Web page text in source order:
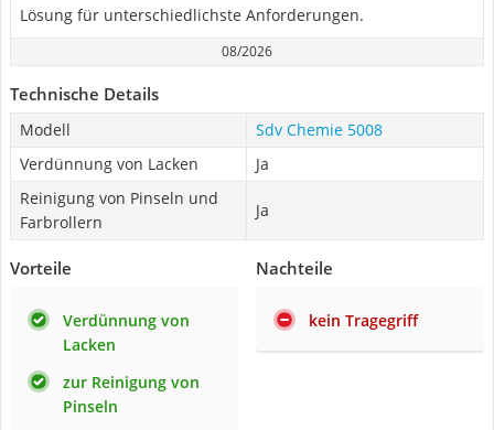
Lösung für unterschiedlichste Anforderungen.
08/2026
Technische Details
Modell
Sdv Chemie 5008
Verdünnung von Lacken
Ja
Reinigung von Pinseln und
Farbrollern
Ja
Vorteile
Verdünnung von
Lacken
zur Reinigung von
Pinseln
Nachteile
kein Tragegriff